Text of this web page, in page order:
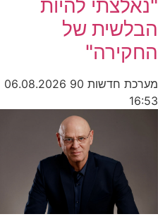
"נאלצתי להיות
הבלשית של
החקירה"
מערכת חדשות 90
06.08.2026
16:53